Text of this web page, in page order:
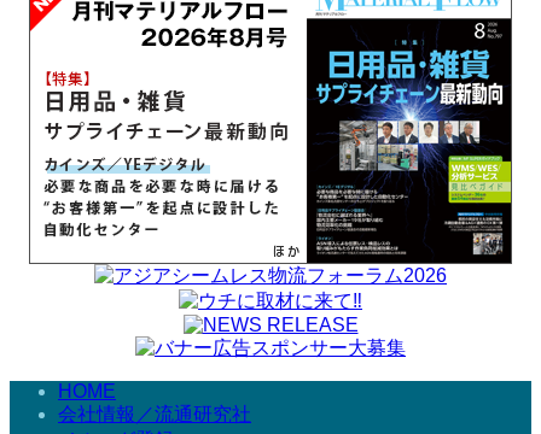
HOME
会社情報／流通研究社